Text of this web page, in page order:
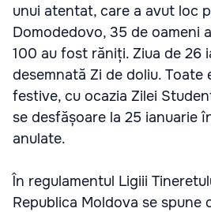
unui atentat, care a avut loc
Domodedovo, 35 de oameni
100 au fost răniți. Ziua de 26
desemnată Zi de doliu. Toate
festive, cu ocazia Zilei
se desfășoare la 25 ianuarie
anulate.
În regulamentul Ligiii
Republica Moldova se spune